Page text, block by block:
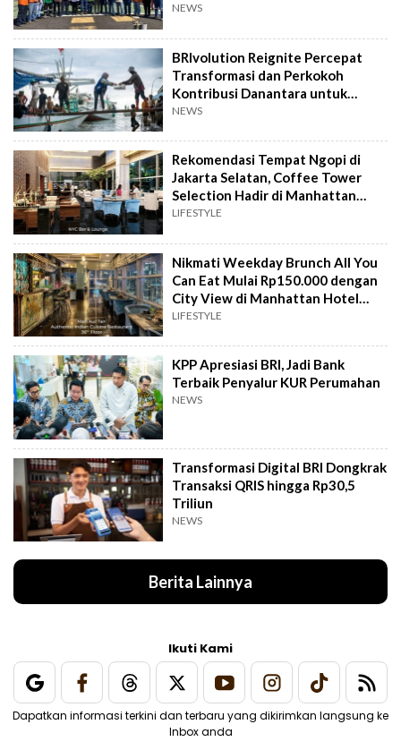
NEWS
BRIvolution Reignite Percepat
Transformasi dan Perkokoh
Kontribusi Danantara untuk
Ekonomi Nasional
NEWS
Rekomendasi Tempat Ngopi di
Jakarta Selatan, Coffee Tower
Selection Hadir di Manhattan
Hotel Jakarta
LIFESTYLE
Nikmati Weekday Brunch All You
Can Eat Mulai Rp150.000 dengan
City View di Manhattan Hotel
Jakarta
LIFESTYLE
KPP Apresiasi BRI, Jadi Bank
Terbaik Penyalur KUR Perumahan
NEWS
Transformasi Digital BRI Dongkrak
Transaksi QRIS hingga Rp30,5
Triliun
NEWS
Berita Lainnya
Ikuti Kami
Dapatkan informasi terkini dan terbaru yang dikirimkan langsung ke
Inbox anda